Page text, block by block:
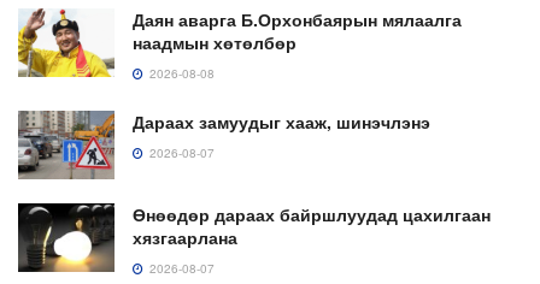
Даян аварга Б.Орхонбаярын мялаалга
наадмын хөтөлбөр
2026-08-08
Дараах замуудыг хааж, шинэчлэнэ
2026-08-07
Өнөөдөр дараах байршлуудад цахилгаан
хязгаарлана
2026-08-07